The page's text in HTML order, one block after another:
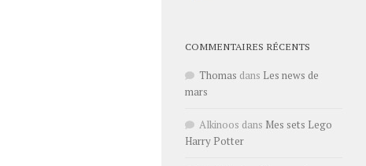
COMMENTAIRES RÉCENTS
Thomas dans Les news de
mars
Alkinoos dans Mes sets Lego
Harry Potter